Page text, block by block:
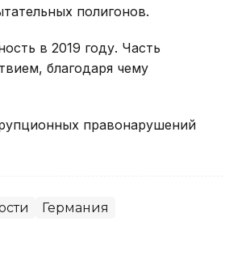
полигонов.
в 2019 году. Часть
благодаря чему
правонарушений
Германия